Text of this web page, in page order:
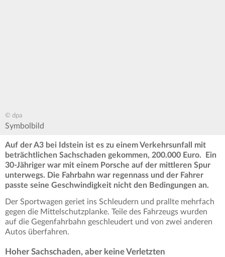
© dpa
Symbolbild
Auf der A3 bei Idstein ist es zu einem Verkehrsunfall mit
beträchtlichen Sachschaden gekommen, 200.000 Euro. Ein
30-Jähriger war mit einem Porsche auf der mittleren Spur
unterwegs. Die Fahrbahn war regennass und der Fahrer
passte seine Geschwindigkeit nicht den Bedingungen an.
Der Sportwagen geriet ins Schleudern und prallte mehrfach
gegen die Mittelschutzplanke. Teile des Fahrzeugs wurden
auf die Gegenfahrbahn geschleudert und von zwei anderen
Autos überfahren.
Hoher Sachschaden, aber keine Verletzten